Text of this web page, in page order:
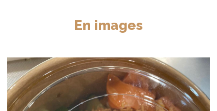
En images